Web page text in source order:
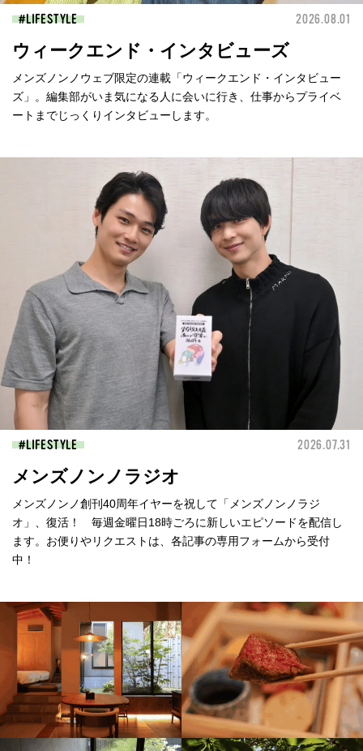
LIFESTYLE 2026.08.01
ウィークエンド・インタビューズ
メンズノンノウェブ限定の連載「ウィークエンド・インタビュー
ズ」。編集部がいま気になる人に会いに行き、仕事からプライベ
ートまでじっくりインタビューします。
LIFESTYLE 2026.07.31
メンズノンノラジオ
メンズノンノ創刊40周年イヤーを祝して「メンズノンノラジ
オ」、復活！ 毎週金曜日18時ごろに新しいエピソードを配信し
ます。お便りやリクエストは、各記事の専用フォームから受付
中！